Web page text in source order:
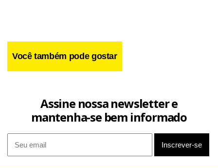
Uma das vítimas morreu ao dar entrada em um hospital.
estado grave.
O presidente dos EUA, Barack Obama, entrou em contato
na noite de segunda-feira com o governador da Virgínia
Você também pode gostar
Assine nossa newsletter e
mantenha-se bem informado